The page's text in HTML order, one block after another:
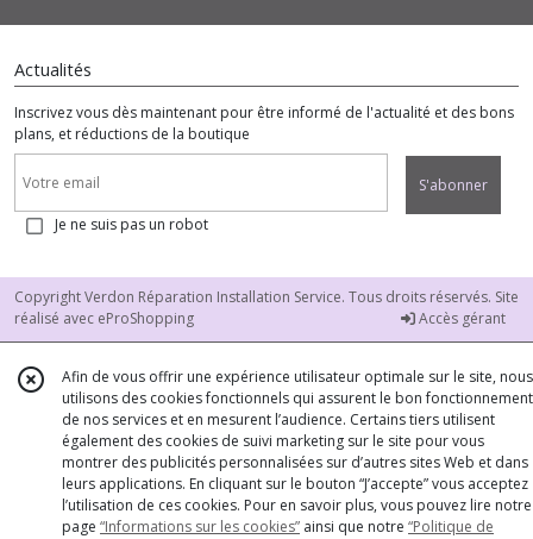
Actualités
Inscrivez vous dès maintenant pour être informé de l'actualité et des bons
plans, et réductions de la boutique
S'abonner
Je ne suis pas un robot
Copyright Verdon Réparation Installation Service. Tous droits réservés. Site
réalisé avec eProShopping Accès gérant
Afin de vous offrir une expérience utilisateur optimale sur le site, nous
utilisons des cookies fonctionnels qui assurent le bon fonctionnement
de nos services et en mesurent l’audience. Certains tiers utilisent
également des cookies de suivi marketing sur le site pour vous
montrer des publicités personnalisées sur d’autres sites Web et dans
leurs applications. En cliquant sur le bouton “J’accepte” vous acceptez
l’utilisation de ces cookies. Pour en savoir plus, vous pouvez lire notre
page “Informations sur les cookies” ainsi que notre “Politique de